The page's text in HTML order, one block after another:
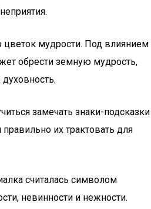
цветок мудрости. Под влиянием
обрести земную мудрость,
замечать знаки-подсказки
их трактовать для
считалась символом
невинности и нежности.